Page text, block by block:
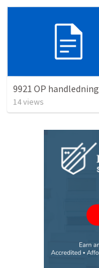
9921 OP handledning
14views